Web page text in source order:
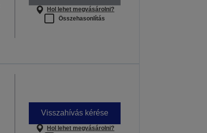
Hol lehet megvásárolni?
Összehasonlítás
Visszahívás kérése
Hol lehet megvásárolni?